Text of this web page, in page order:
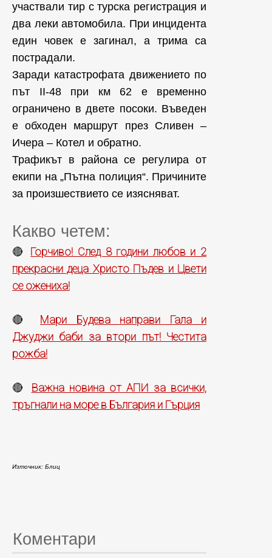
участвали тир с турска регистрация и
два леки автомобила. При инцидента
един човек е загинал, а трима са
пострадали.
Заради катастрофата движението по
път II-48 при км 62 е временно
ограничено в двете посоки. Въведен
е обходен маршрут през Сливен –
Ичера – Котел и обратно.
Трафикът в района се регулира от
екипи на „Пътна полиция“. Причините
за произшествието се изясняват.
Какво четем:
🔴 Горчиво! След 8 години любов и 2
прекрасни деца Христо Пъдев и Цвети
се ожениха!
🔴 Мари Будева направи Гала и
Джуджи баби за втори път! Честита
рожба!
🔴 Важна новина от АПИ за всички,
тръгнали на море в България и Гърция
Източник: Блиц
Коментари